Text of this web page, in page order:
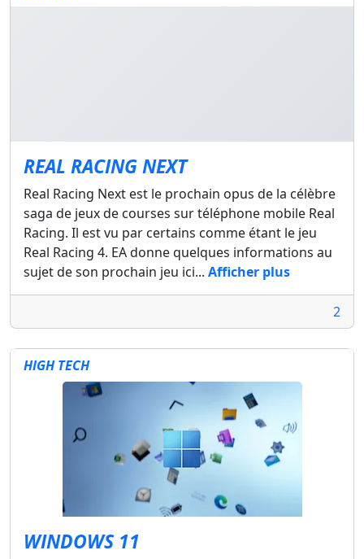
REAL RACING NEXT
Real Racing Next est le prochain opus de la célèbre
saga de jeux de courses sur téléphone mobile Real
Racing. Il est vu par certains comme étant le jeu
Real Racing 4. EA donne quelques informations au
sujet de son prochain jeu ici... Afficher plus
2
HIGH TECH
WINDOWS 11